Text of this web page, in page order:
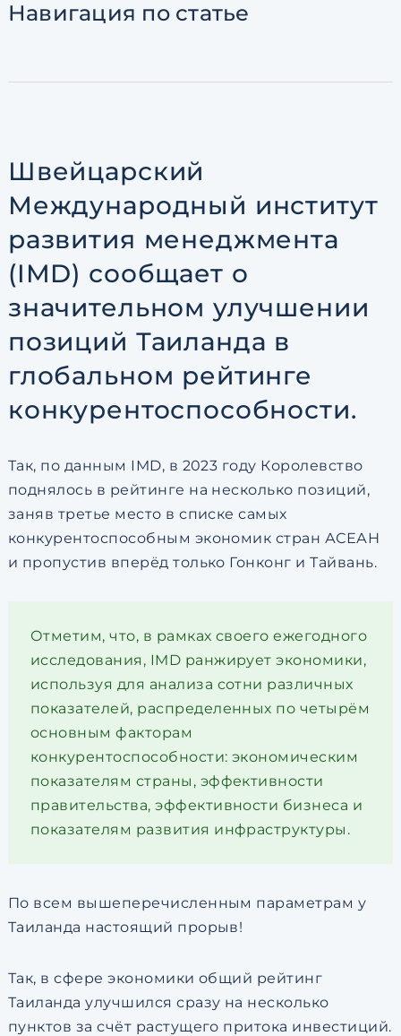
Навигация по статье
Швейцарский
Международный институт
развития менеджмента
(IMD) сообщает о
значительном улучшении
позиций Таиланда в
глобальном рейтинге
конкурентоспособности.
Так, по данным IMD, в 2023 году Королевство
поднялось в рейтинге на несколько позиций,
заняв третье место в списке самых
конкурентоспособным экономик стран АСЕАН
и пропустив вперёд только Гонконг и Тайвань.
Отметим, что, в рамках своего ежегодного
исследования, IMD ранжирует экономики,
используя для анализа сотни различных
показателей, распределенных по четырём
основным факторам
конкурентоспособности: экономическим
показателям страны, эффективности
правительства, эффективности бизнеса и
показателям развития инфраструктуры.
По всем вышеперечисленным параметрам у
Таиланда настоящий прорыв!
Так, в сфере экономики общий рейтинг
Таиланда улучшился сразу на несколько
пунктов за счёт растущего притока инвестиций.
Согласен с